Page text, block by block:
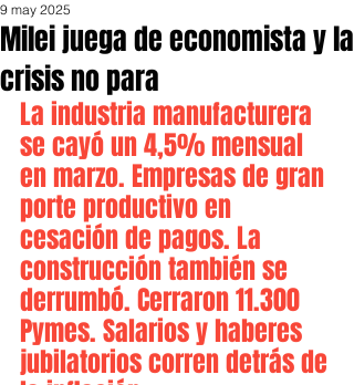
Milei juega de economista y la
crisis no para
9 may 2025
La industria manufacturera
se cayó un 4,5% mensual
en marzo. Empresas de gran
porte productivo en
cesación de pagos. La
construcción también se
derrumbó. Cerraron 11.300
Pymes. Salarios y haberes
jubilatorios corren detrás de